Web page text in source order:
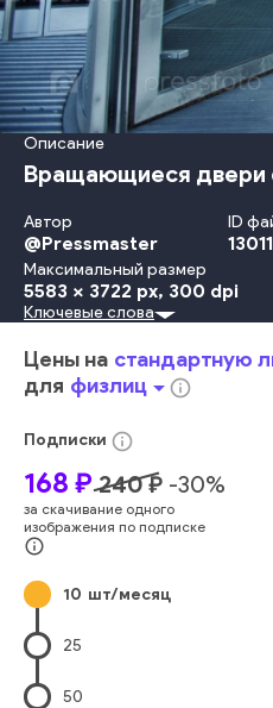
Описание
Вращающиеся двери
Автор
@Pressmaster
ID
Максимальный размер
5583 x 3722 px, 300 dpi
На Открытом Воздухе
Вестибюль Движение
Бизнесмен
Менеджер
Дверь
Коридор
Отъезд
Германия Городское Место
Внешний Вид Здания
Городская Жизнь
современный мужчина
возраст
выход
Ключевые слова
Цены на стандартную
для физлицarrow_drop_downinfo_outline
Подписки info_outline
168 ₽ 240₽ -30%
за скачивание одного
изображения по подписке
info_outline
10 шт/месяц
25
50